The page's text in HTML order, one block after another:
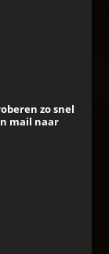
zo snel
mail naar